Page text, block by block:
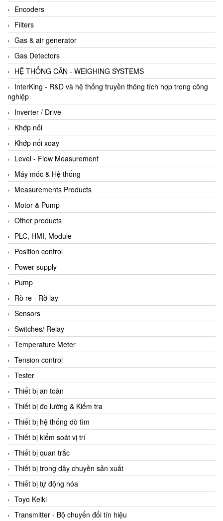
Encoders
Filters
Gas & air generator
Gas Detectors
HỆ THỐNG CÂN - WEIGHING SYSTEMS
InterKing - R&D và hệ thống truyền thông tích hợp trong công
nghiệp
Inverter / Drive
Khớp nối
Khớp nối xoay
Level - Flow Measurement
Máy móc & Hệ thống
Measurements Products
Motor & Pump
Other products
PLC, HMI, Module
Position control
Power supply
Pump
Rò re - Rờ lay
Sensors
Switches/ Relay
Temperature Meter
Tension control
Tester
Thiết bị an toàn
Thiết bị đo lường & Kiểm tra
Thiết bị hệ thống dò tìm
Thiết bị kiểm soát vị trí
Thiết bị quan trắc
Thiết bị trong dây chuyền sản xuất
Thiết bị tự động hóa
Toyo Keiki
Transmitter - Bộ chuyển đổi tín hiệu